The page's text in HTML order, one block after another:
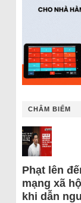
CHÂM BIẾM
Phạt lên
mạng xã
khi dẫn